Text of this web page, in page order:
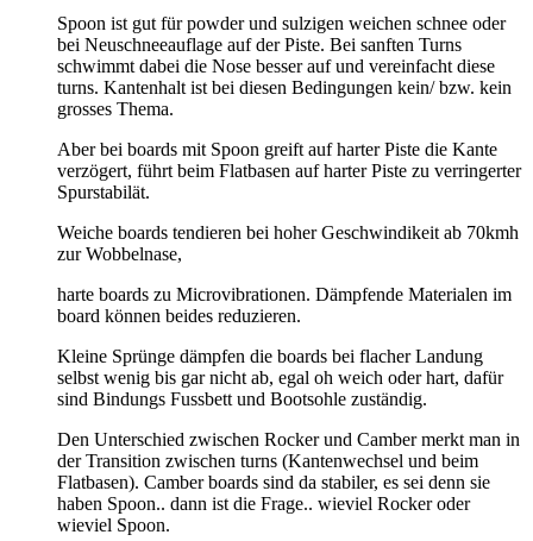
Spoon ist gut für powder und sulzigen weichen schnee oder
bei Neuschneeauflage auf der Piste. Bei sanften Turns
schwimmt dabei die Nose besser auf und vereinfacht diese
turns. Kantenhalt ist bei diesen Bedingungen kein/ bzw. kein
grosses Thema.
Aber bei boards mit Spoon greift auf harter Piste die Kante
verzögert, führt beim Flatbasen auf harter Piste zu verringerter
Spurstabilät.
Weiche boards tendieren bei hoher Geschwindikeit ab 70kmh
zur Wobbelnase,
harte boards zu Microvibrationen. Dämpfende Materialen im
board können beides reduzieren.
Kleine Sprünge dämpfen die boards bei flacher Landung
selbst wenig bis gar nicht ab, egal oh weich oder hart, dafür
sind Bindungs Fussbett und Bootsohle zuständig.
Den Unterschied zwischen Rocker und Camber merkt man in
der Transition zwischen turns (Kantenwechsel und beim
Flatbasen). Camber boards sind da stabiler, es sei denn sie
haben Spoon.. dann ist die Frage.. wieviel Rocker oder
wieviel Spoon.